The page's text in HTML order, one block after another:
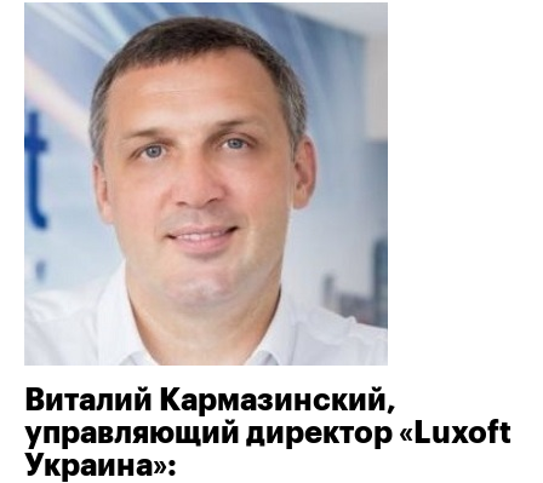
Виталий Кармазинский,
управляющий директор «Luxoft
Украина»: